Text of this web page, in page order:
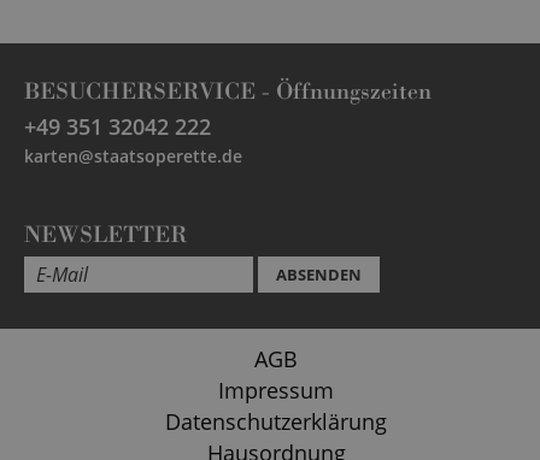
BESUCHERSERVICE - Öffnungszeiten
+49 351 32042 222
karten@staatsoperette.de
NEWSLETTER
ABSENDEN
AGB
Impressum
Datenschutzerklärung
Hausordnung